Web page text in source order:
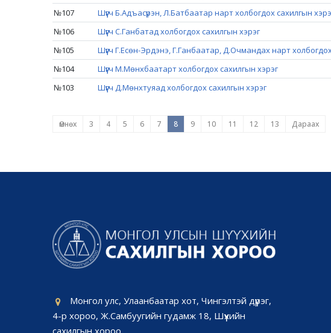
№107
Шүүгч Б.Адъасүрэн, Л.Батбаатар нарт холбогдох сахилгын
№106
Шүүгч С.Ганбатад холбогдох сахилгын хэрэг
№105
Шүүгч Г.Есөн-Эрдэнэ, Г.Ганбаатар, Д.Очмандах нарт
№104
Шүүгч М.Мөнхбаатарт холбогдох сахилгын хэрэг
№103
Шүүгч Д.Мөнхтуяад холбогдох сахилгын хэрэг
Өмнөх 3 4 5 6 7 8 9 10 11 12 13 Дараах
Монгол улс, Улаанбаатар хот, Чингэлтэй дүүрэг,
4-р хороо, Ж.Самбуугийн гудамж 18, Шүүхийн